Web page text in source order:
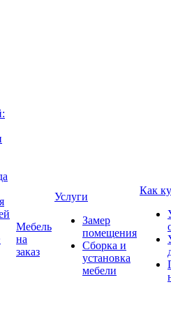
Мебель
на
заказ
Услуги
Замер
помещения
Сборка и
установка
мебели
Как